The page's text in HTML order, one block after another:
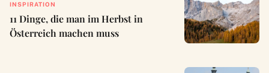
INSPIRATION
11 Dinge, die man im Herbst in
Österreich machen muss